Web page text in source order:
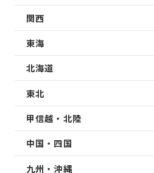
関西
東海
北海道
東北
甲信越・北陸
中国・四国
九州・沖縄